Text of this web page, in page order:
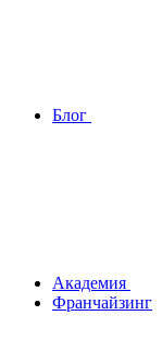
Блог
Академия
Франчайзинг